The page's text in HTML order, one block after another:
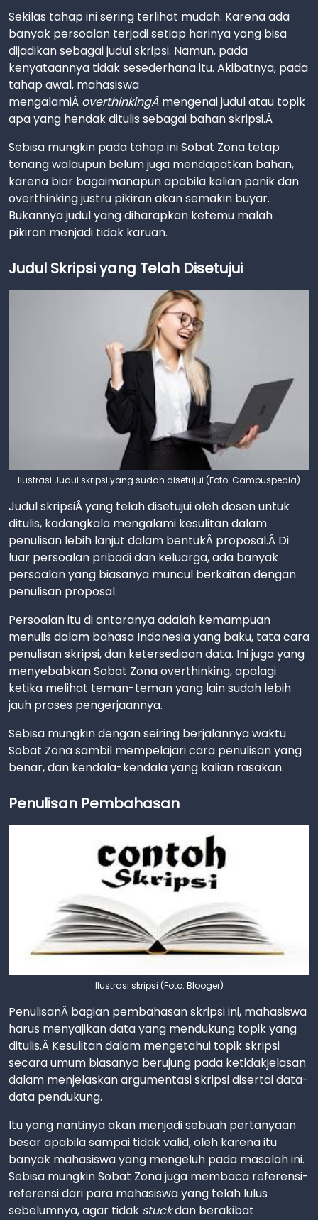
Sekilas tahap ini sering terlihat mudah. Karena ada
banyak persoalan terjadi setiap harinya yang bisa
dijadikan sebagai judul skripsi. Namun, pada
kenyataannya tidak sesederhana itu. Akibatnya, pada
tahap awal, mahasiswa
mengalamiÂ overthinkingÂ mengenai judul atau topik
apa yang hendak ditulis sebagai bahan skripsi.Â
Sebisa mungkin pada tahap ini Sobat Zona tetap
tenang walaupun belum juga mendapatkan bahan,
karena biar bagaimanapun apabila kalian panik dan
overthinking justru pikiran akan semakin buyar.
Bukannya judul yang diharapkan ketemu malah
pikiran menjadi tidak karuan.
Judul Skripsi yang Telah Disetujui
Ilustrasi Judul skripsi yang sudah disetujui (Foto: Campuspedia)
Judul skripsiÂ yang telah disetujui oleh dosen untuk
ditulis, kadangkala mengalami kesulitan dalam
penulisan lebih lanjut dalam bentukÂ proposal.Â Di
luar persoalan pribadi dan keluarga, ada banyak
persoalan yang biasanya muncul berkaitan dengan
penulisan proposal.
Persoalan itu di antaranya adalah kemampuan
menulis dalam bahasa Indonesia yang baku, tata cara
penulisan skripsi, dan ketersediaan data. Ini juga yang
menyebabkan Sobat Zona overthinking, apalagi
ketika melihat teman-teman yang lain sudah lebih
jauh proses pengerjaannya.
Sebisa mungkin dengan seiring berjalannya waktu
Sobat Zona sambil mempelajari cara penulisan yang
benar, dan kendala-kendala yang kalian rasakan.
Penulisan Pembahasan
Ilustrasi skripsi (Foto: Blooger)
PenulisanÂ bagian pembahasan skripsi ini, mahasiswa
harus menyajikan data yang mendukung topik yang
ditulis.Â Kesulitan dalam mengetahui topik skripsi
secara umum biasanya berujung pada ketidakjelasan
dalam menjelaskan argumentasi skripsi disertai data-
data pendukung.
Itu yang nantinya akan menjadi sebuah pertanyaan
besar apabila sampai tidak valid, oleh karena itu
banyak mahasiswa yang mengeluh pada masalah ini.
Sebisa mungkin Sobat Zona juga membaca referensi-
referensi dari para mahasiswa yang telah lulus
sebelumnya, agar tidak stuckdan berakibat